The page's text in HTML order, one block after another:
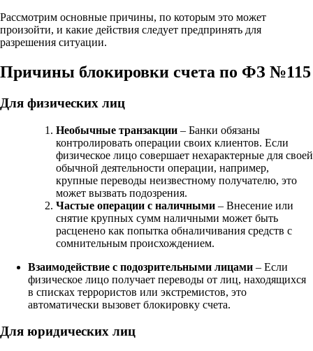
Рассмотрим основные причины, по которым это может
произойти, и какие действия следует предпринять для
разрешения ситуации.
Причины блокировки счета по ФЗ №115
Для физических лиц
Необычные транзакции – Банки обязаны
контролировать операции своих клиентов. Если
физическое лицо совершает нехарактерные для своей
обычной деятельности операции, например,
крупные переводы неизвестному получателю, это
может вызвать подозрения.
Частые операции с наличными – Внесение или
снятие крупных сумм наличными может быть
расценено как попытка обналичивания средств с
сомнительным происхождением.
Взаимодействие с подозрительными лицами – Если
физическое лицо получает переводы от лиц, находящихся
в списках террористов или экстремистов, это
автоматически вызовет блокировку счета.
Для юридических лиц